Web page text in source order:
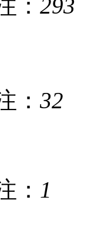
： 293
： 32
： 1